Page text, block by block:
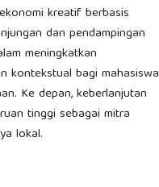
kreatif berbasis
dan pendampingan
meningkatkan
kontekstual bagi mahasiswa
Ke depan, keberlanjutan
tinggi sebagai mitra
lokal.